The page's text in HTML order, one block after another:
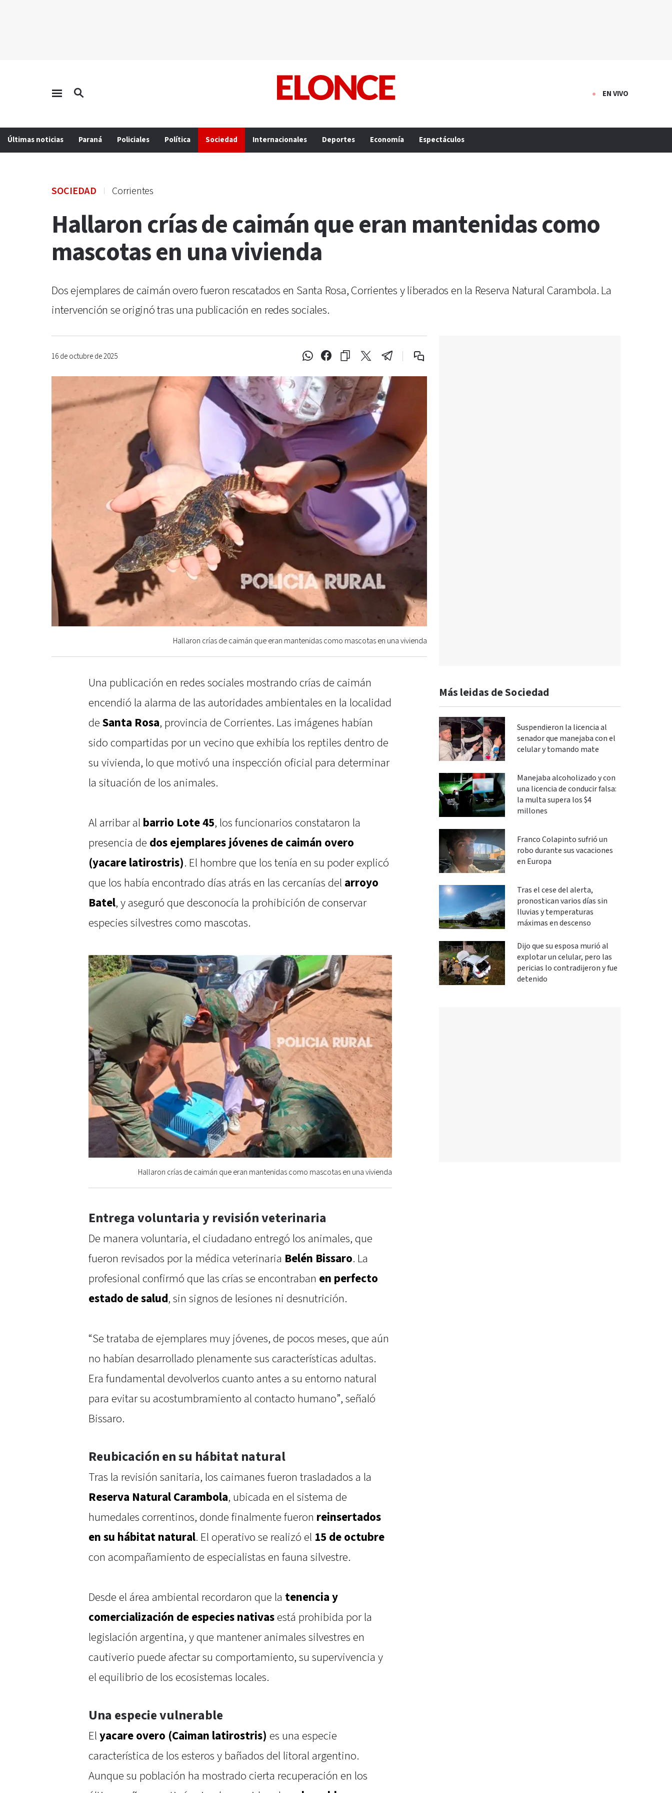
EN VIVO
Últimas noticias Paraná Policiales Política Sociedad Internacionales Deportes Economía Espectáculos
SOCIEDAD Corrientes
Hallaron crías de caimán que eran mantenidas como
mascotas en una vivienda
Dos ejemplares de caimán overo fueron rescatados en Santa Rosa, Corrientes y liberados en la Reserva Natural Carambola. La
intervención se originó tras una publicación en redes sociales.
16 de octubre de 2025
Hallaron crías de caimán que eran mantenidas como mascotas en una vivienda
Una publicación en redes sociales mostrando crías de caimán
encendió la alarma de las autoridades ambientales en la localidad
de Santa Rosa, provincia de Corrientes. Las imágenes habían
sido compartidas por un vecino que exhibía los reptiles dentro de
su vivienda, lo que motivó una inspección oficial para determinar
la situación de los animales.
Al arribar al barrio Lote 45, los funcionarios constataron la
presencia de dos ejemplares jóvenes de caimán overo
(yacare latirostris). El hombre que los tenía en su poder explicó
que los había encontrado días atrás en las cercanías del arroyo
Batel, y aseguró que desconocía la prohibición de conservar
especies silvestres como mascotas.
Hallaron crías de caimán que eran mantenidas como mascotas en una vivienda
Entrega voluntaria y revisión veterinaria
De manera voluntaria, el ciudadano entregó los animales, que
fueron revisados por la médica veterinaria Belén Bissaro. La
profesional confirmó que las crías se encontraban en perfecto
estado de salud, sin signos de lesiones ni desnutrición.
“Se trataba de ejemplares muy jóvenes, de pocos meses, que aún
no habían desarrollado plenamente sus características adultas.
Era fundamental devolverlos cuanto antes a su entorno natural
para evitar su acostumbramiento al contacto humano”, señaló
Bissaro.
Reubicación en su hábitat natural
Tras la revisión sanitaria, los caimanes fueron trasladados a la
Reserva Natural Carambola, ubicada en el sistema de
humedales correntinos, donde finalmente fueron reinsertados
en su hábitat natural. El operativo se realizó el 15 de octubre
con acompañamiento de especialistas en fauna silvestre.
Desde el área ambiental recordaron que la tenencia y
comercialización de especies nativasestá prohibida por la
legislación argentina, y que mantener animales silvestres en
cautiverio puede afectar su comportamiento, su supervivencia y
el equilibrio de los ecosistemas locales.
Una especie vulnerable
El yacare overo (Caiman latirostris) es una especie
característica de los esteros y bañados del litoral argentino.
Aunque su población ha mostrado cierta recuperación en los
Más leidas de Sociedad
Suspendieron la licencia al
senador que manejaba con el
celular y tomando mate
Manejaba alcoholizado y con
una licencia de conducir falsa:
la multa supera los $4
millones
Franco Colapinto sufrió un
robo durante sus vacaciones
en Europa
Tras el cese del alerta,
pronostican varios días sin
lluvias y temperaturas
máximas en descenso
Dijo que su esposa murió al
explotar un celular, pero las
pericias lo contradijeron y fue
detenido